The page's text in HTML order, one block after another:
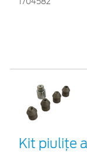
Kit piuliţe